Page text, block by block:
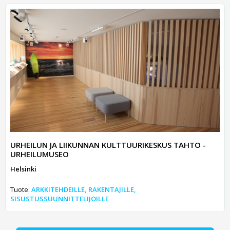
URHEILUN JA LIIKUNNAN KULTTUURIKESKUS TAHTO -
URHEILUMUSEO
Helsinki
Tuote: ARKKITEHDEILLE, RAKENTAJILLE,
SISUSTUSSUUNNITTELIJOILLE